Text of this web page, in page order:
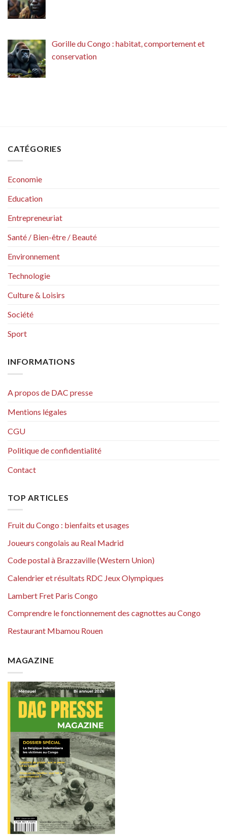
Gorille du Congo : habitat, comportement et
conservation
CATÉGORIES
Economie
Education
Entrepreneuriat
Santé / Bien-être / Beauté
Environnement
Technologie
Culture & Loisirs
Société
Sport
INFORMATIONS
A propos de DAC presse
Mentions légales
CGU
Politique de confidentialité
Contact
TOP ARTICLES
Fruit du Congo : bienfaits et usages
Joueurs congolais au Real Madrid
Code postal à Brazzaville (Western Union)
Calendrier et résultats RDC Jeux Olympiques
Lambert Fret Paris Congo
Comprendre le fonctionnement des cagnottes au Congo
Restaurant Mbamou Rouen
MAGAZINE